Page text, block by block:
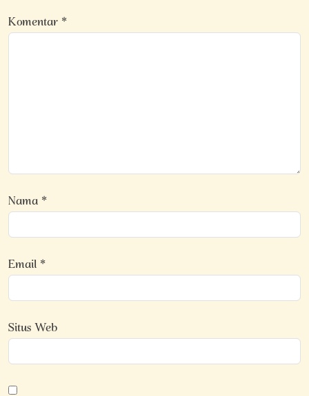
Komentar*
Nama*
Email*
Situs Web